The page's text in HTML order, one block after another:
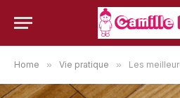
Home » Vie pratique » Les meilleures